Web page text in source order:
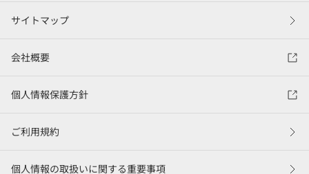
サイトマップ
会社概要
個人情報保護方針
ご利用規約
個人情報の取扱いに関する重要事項